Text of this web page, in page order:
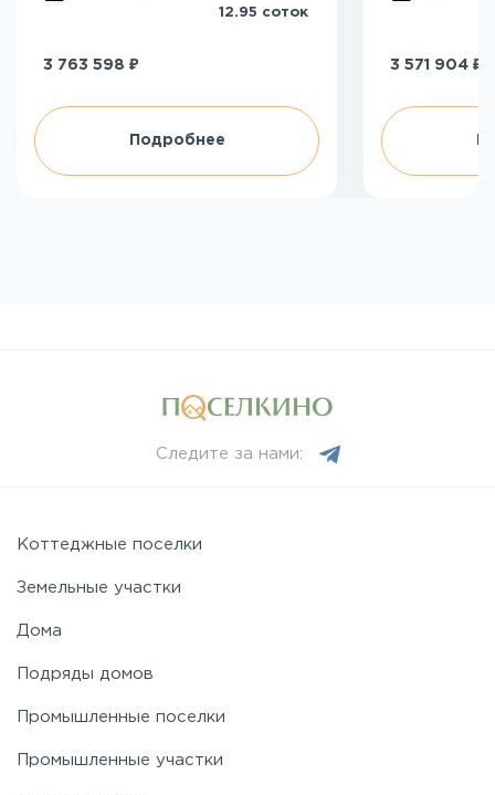
12.95 соток
3 763 598 ₽
Подробнее
3 571 904 ₽
Следите за нами:
Коттеджные поселки
Земельные участки
Дома
Подряды домов
Промышленные поселки
Промышленные участки